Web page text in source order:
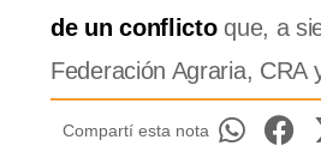
de un conflictoque, a
Federación Agraria, CRA
Compartí esta nota